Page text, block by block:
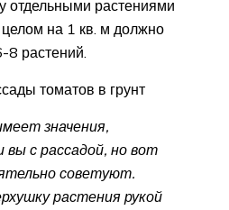
отдельными растениями
на 1 кв. м должно
8 растений.
томатов в грунт
значения,
вы с рассадой, но вот
советуют.
растения рукой